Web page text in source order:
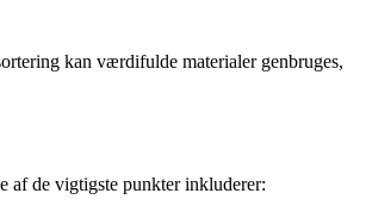
kan værdifulde materialer genbruges,
af de vigtigste punkter inkluderer: